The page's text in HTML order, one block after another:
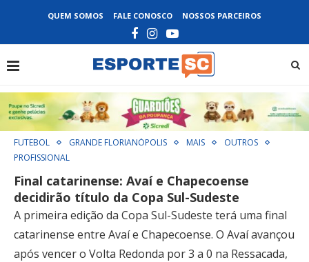
QUEM SOMOS FALE CONOSCO NOSSOS PARCEIROS
FUTEBOL GRANDE FLORIANÓPOLIS MAIS
OUTROS
PROFISSIONAL
Final catarinense: Avaí e Chapecoense
decidirão título da Copa Sul-Sudeste
A primeira edição da Copa Sul-Sudeste terá uma final
catarinense entre Avaí e Chapecoense. O Avaí avançou
após vencer o Volta Redonda por 3 a 0 na Ressacada,